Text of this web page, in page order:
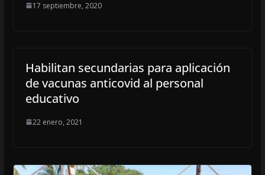
17 septiembre, 2020
Habilitan secundarias para aplicación
de vacunas anticovid al personal
educativo
22 enero, 2021